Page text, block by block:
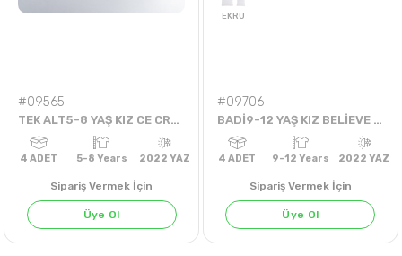
#09565
TEK ALT5-8 YAŞ KIZ CE CREAM MOOD TODAY ŞORT
Sipariş Vermek İçin
Üye Ol
#09706
BADİ9-12 YAŞ KIZ BELİEVE İN YOUR TEK BADİ
Sipariş Vermek İçin
Üye Ol